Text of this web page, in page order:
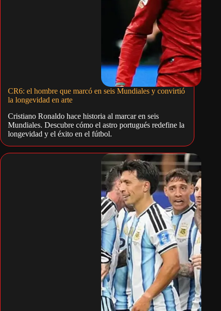
CR6: el hombre que marcó en seis Mundiales y convirtió
la longevidad en arte
Cristiano Ronaldo hace historia al marcar en seis
Mundiales. Descubre cómo el astro portugués redefine la
longevidad y el éxito en el fútbol.